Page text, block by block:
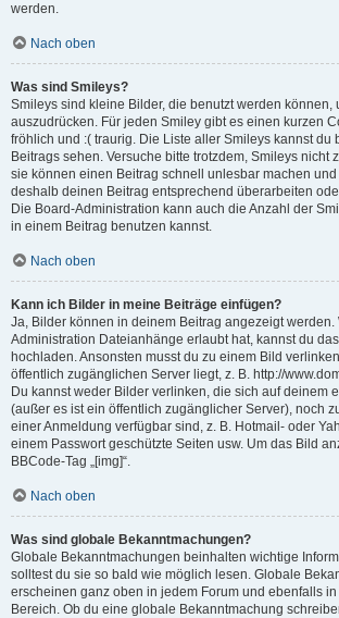
werden.
Nach oben
Was sind Smileys?
Smileys sind kleine Bilder, die benutzt werden können,
auszudrücken. Für jeden Smiley gibt es einen kurzen
fröhlich und :( traurig. Die Liste aller Smileys kannst du
Beitrags sehen. Versuche bitte trotzdem, Smileys nicht
sie können einen Beitrag schnell unlesbar machen
deshalb deinen Beitrag entsprechend überarbeiten
Die Board-Administration kann auch die Anzahl der
in einem Beitrag benutzen kannst.
Nach oben
Kann ich Bilder in meine Beiträge einfügen?
Ja, Bilder können in deinem Beitrag angezeigt werden.
Administration Dateianhänge erlaubt hat, kannst du
hochladen. Ansonsten musst du zu einem Bild
öffentlich zugänglichen Server liegt, z. B. http://
Du kannst weder Bilder verlinken, die sich auf deinem
(außer es ist ein öffentlich zugänglicher Server), noch
einer Anmeldung verfügbar sind, z. B. Hotmail- oder
einem Passwort geschützte Seiten usw. Um das Bild
BBCode-Tag „[img]“.
Nach oben
Was sind globale Bekanntmachungen?
Globale Bekanntmachungen beinhalten wichtige
solltest du sie so bald wie möglich lesen. Globale
erscheinen ganz oben in jedem Forum und ebenfalls
Bereich. Ob du eine globale Bekanntmachung